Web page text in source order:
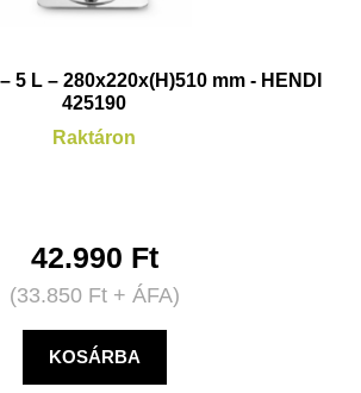
5 L – 280x220x(H)510 mm - HENDI
425190
Raktáron
42.990 Ft
(33.850 Ft+ ÁFA)
KOSÁRBA